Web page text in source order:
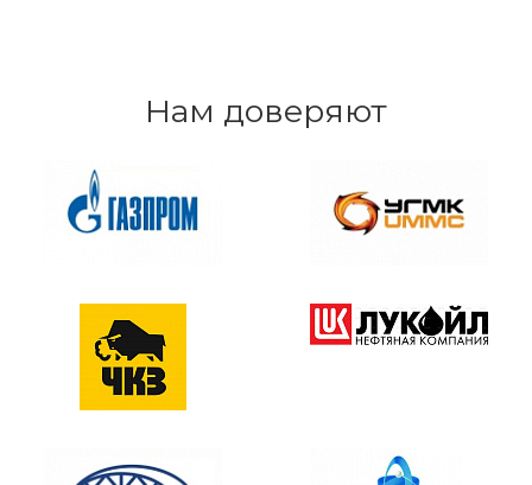
Нам доверяют